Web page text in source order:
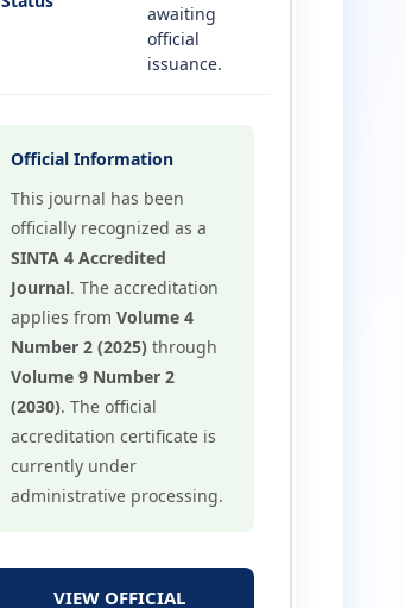
awaiting
official
issuance.
Official Information
This journal has been
officially recognized as a
SINTA 4 Accredited
Journal. The accreditation
applies from Volume 4
Number 2 (2025) through
Volume 9 Number 2
(2030). The official
accreditation certificate is
currently under
administrative processing.
VIEW OFFICIAL